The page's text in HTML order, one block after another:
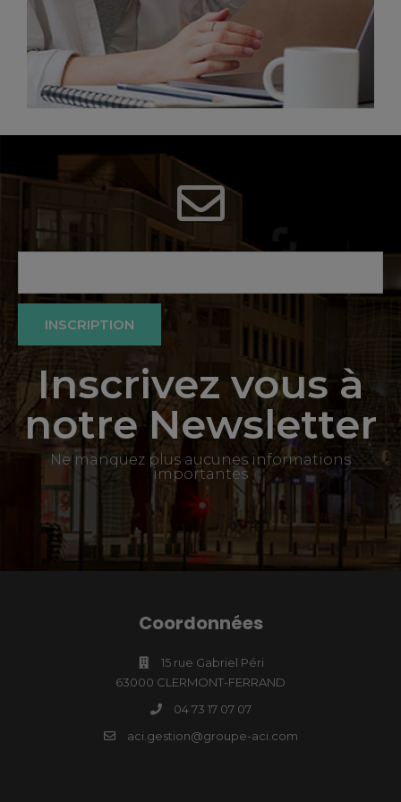
INSCRIPTION
Inscrivez vous à
notre Newsletter
Ne manquez plus aucunes informations
importantes
Coordonnées
15 rue Gabriel Péri
63000 CLERMONT-FERRAND
04 73 17 07 07
aci.gestion@groupe-aci.com